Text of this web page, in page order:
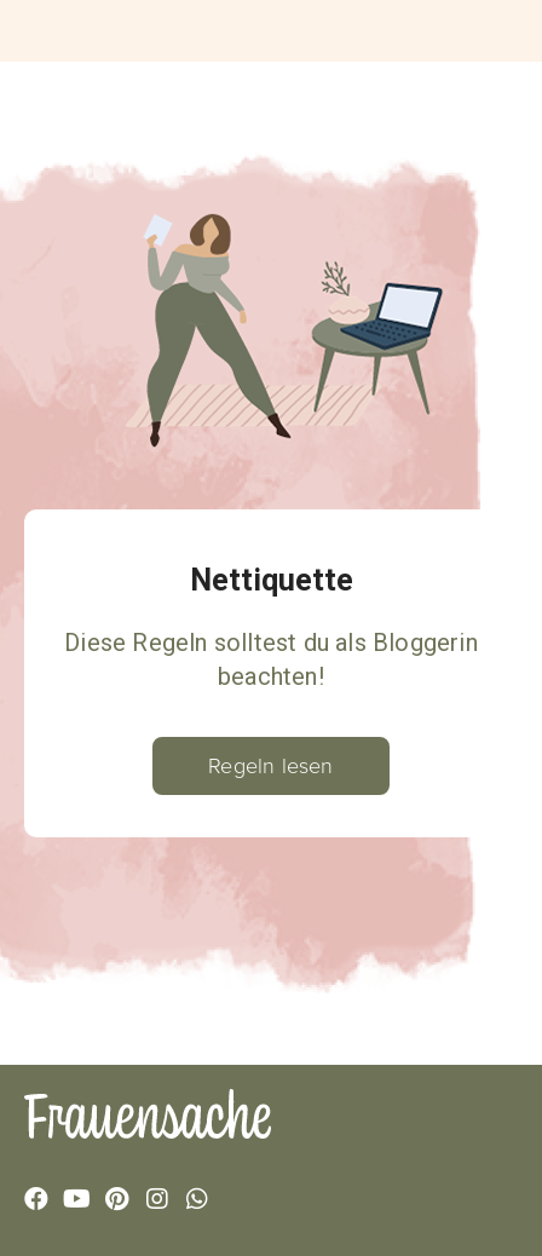
Nettiquette
Diese Regeln solltest du als Bloggerin
beachten!
Regeln lesen